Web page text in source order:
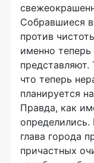
Собравшиеся
против
именно теперь
что теперь
планируется
Правда, как
глава города
причастных